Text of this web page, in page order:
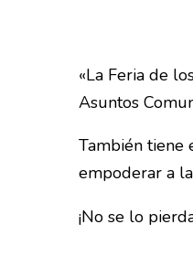
«La Feria de
Asuntos
También tiene
empoderar a
¡No se lo